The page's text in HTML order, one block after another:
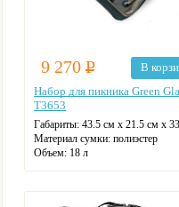
9 270 Р
В
Набор для пикника Green
T3653
Габариты: 43.5 см х 21.5 см х
Материал сумки: полиэстер
Объем: 18 л